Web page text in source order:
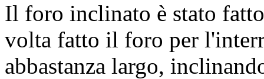
Il foro inclinato è stato
volta fatto il foro per
abbastanza largo,